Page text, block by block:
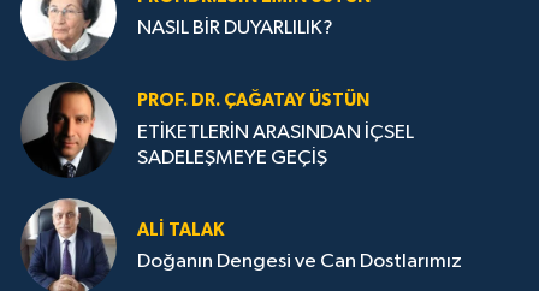
NASIL BİR DUYARLILIK?
PROF. DR. ÇAĞATAY ÜSTÜN
ETİKETLERİN ARASINDAN İÇSEL
SADELEŞMEYE GEÇİŞ
ALI TALAK
Doğanın Dengesi ve Can Dostlarımız